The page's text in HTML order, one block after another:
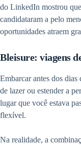
do LinkedIn mostrou
candidataram a pelo
oportunidades atraem
Bleisure: viagens
Embarcar antes dos
de lazer ou estender a
lugar que você estava
flexível.
Na realidade, a